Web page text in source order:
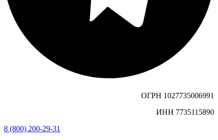
ОГРН 1027735006991
ИНН 7735115890
8 (800) 200-29-31